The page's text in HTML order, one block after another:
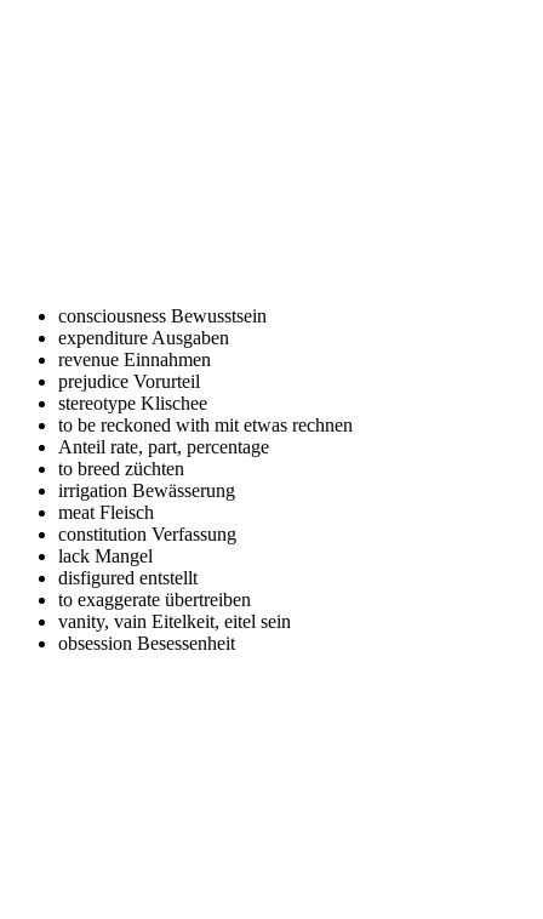
consciousness Bewusstsein
expenditure Ausgaben
revenue Einnahmen
prejudice Vorurteil
stereotype Klischee
to be reckoned with mit etwas rechnen
Anteil rate, part, percentage
to breed züchten
irrigation Bewässerung
meat Fleisch
constitution Verfassung
lack Mangel
disfigured entstellt
to exaggerate übertreiben
vanity, vain Eitelkeit, eitel sein
obsession Besessenheit